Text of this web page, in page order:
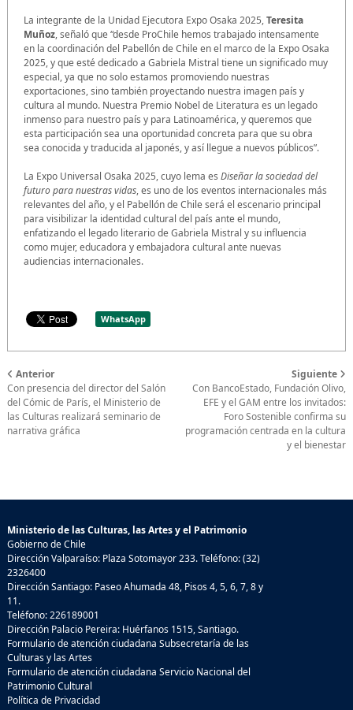
La integrante de la Unidad Ejecutora Expo Osaka 2025,Teresita
Muñoz, señaló que “desde ProChile hemos trabajado intensamente
en la coordinación del Pabellón de Chile en el marco de la Expo Osaka
2025, y que esté dedicado a Gabriela Mistral tiene un significado muy
especial, ya que no solo estamos promoviendo nuestras
exportaciones, sino también proyectando nuestra imagen país y
cultura al mundo. Nuestra Premio Nobel de Literatura es un legado
inmenso para nuestro país y para Latinoamérica, y queremos que
esta participación sea una oportunidad concreta para que su obra
sea conocida y traducida al japonés, y así llegue a nuevos públicos”.
La Expo Universal Osaka 2025, cuyo lema es Diseñar la sociedad del
futuro para nuestras vidas, es uno de los eventos internacionales más
relevantes del año, y el Pabellón de Chile será el escenario principal
para visibilizar la identidad cultural del país ante el mundo,
enfatizando el legado literario de Gabriela Mistral y su influencia
como mujer, educadora y embajadora cultural ante nuevas
audiencias internacionales.
WhatsApp
Anterior
Con presencia del director del Salón
del Cómic de París, el Ministerio de
las Culturas realizará seminario de
narrativa gráfica
Siguiente
Con BancoEstado, Fundación Olivo,
EFE y el GAM entre los invitados:
Foro Sostenible confirma su
programación centrada en la cultura
y el bienestar
Ministerio de las Culturas, las Artes y el Patrimonio
Gobierno de Chile
Dirección Valparaíso: Plaza Sotomayor 233. Teléfono: (32)
2326400
Dirección Santiago: Paseo Ahumada 48, Pisos 4, 5, 6, 7, 8 y
11.
Teléfono: 226189001
Dirección Palacio Pereira: Huérfanos 1515, Santiago.
Formulario de atención ciudadana Subsecretaría de las
Culturas y las Artes
Formulario de atención ciudadana Servicio Nacional del
Patrimonio Cultural
Política de Privacidad